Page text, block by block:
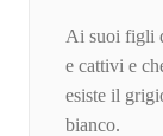
Ai suoi figli
e cattivi e
esiste il
bianco.